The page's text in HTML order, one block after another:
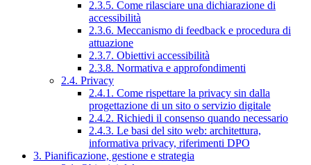
2.3.5. Come rilasciare una dichiarazione di
accessibilità
2.3.6. Meccanismo di feedback e procedura di
attuazione
2.3.7. Obiettivi accessibilità
2.3.8. Normativa e approfondimenti
2.4. Privacy
2.4.1. Come rispettare la privacy sin dalla
progettazione di un sito o servizio digitale
2.4.2. Richiedi il consenso quando necessario
2.4.3. Le basi del sito web: architettura,
informativa privacy, riferimenti DPO
3. Pianificazione, gestione e strategia